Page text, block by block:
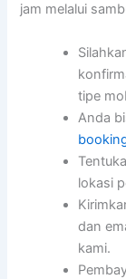
jam melalui
tipe
Anda
lokasi
dan
kami.